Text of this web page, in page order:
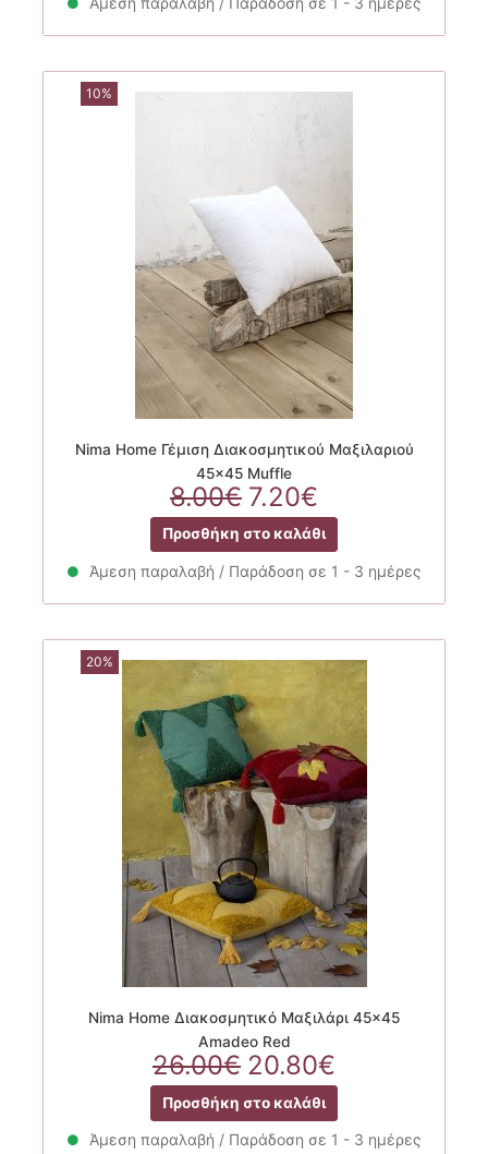
17.50€.
10%
Nima Home Γέμιση Διακοσμητικού Μαξιλαριού
45×45 Muffle
8.00€ Original
price
was:
8.00€.
7.20€
τρέχουσα
τιμή
είναι:
Προσθήκη στο καλάθι
Άμεση παραλαβή / Παράδοση σε 1 - 3 ημέρες
20%
Nima Home Διακοσμητικό Μαξιλάρι 45×45
Amadeo Red
26.00€ Original
price
was:
26.00€.
20.80€
τρέχουσα
τιμή
είναι:
Προσθήκη στο καλάθι
Άμεση παραλαβή / Παράδοση σε 1 - 3 ημέρες